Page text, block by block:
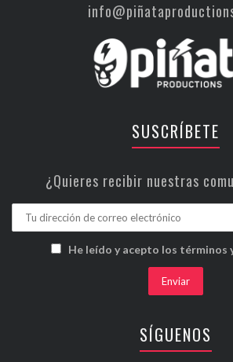
SUSCRÍBETE
¿Quieres recibir nuestras
He leído y acepto los términos
SÍGUENOS